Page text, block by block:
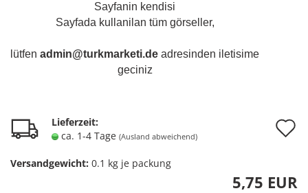
Sayfanin kendisi
Sayfada kullanilan tüm görseller,
lütfen admin@turkmarketi.de adresinden iletisime
geciniz
Lieferzeit:
ca. 1-4 Tage (Ausland abweichend)
Versandgewicht: 0.1 kg je packung
5,75 EUR